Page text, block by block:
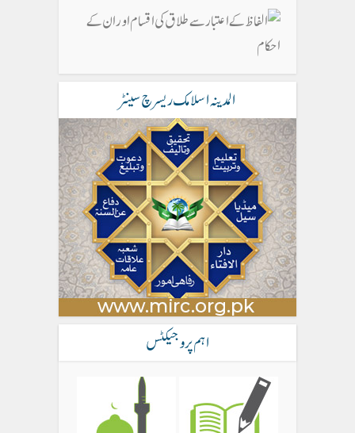
المدینہ اسلامک ریسرچ سینٹر
اہم پروجیکٹس